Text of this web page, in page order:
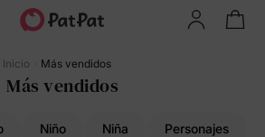
Inicio Más vendidos
Más vendidos
Niño Niña Personajes